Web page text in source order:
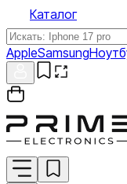
Каталог
AppleSamsung